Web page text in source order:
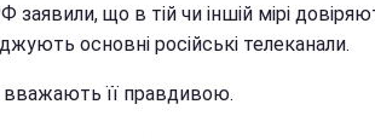
заявили, що в тій чи іншій мірі
основні російські телеканали.
вважають її правдивою.